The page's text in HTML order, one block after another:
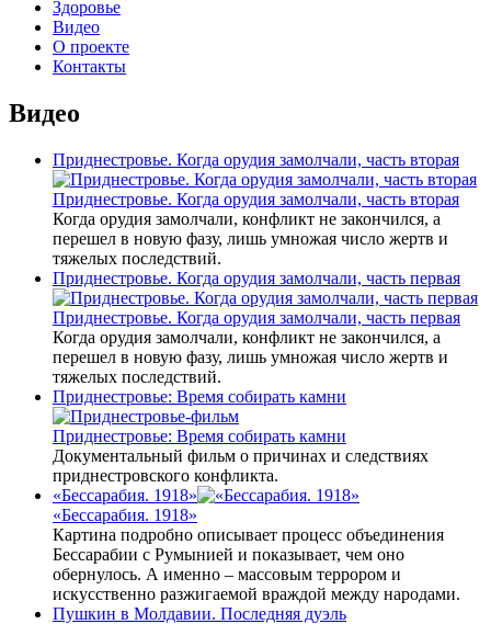
Здоровье
Видео
О проекте
Контакты
Видео
Приднестровье. Когда орудия замолчали, часть вторая
Приднестровье. Когда орудия замолчали, часть вторая
Когда орудия замолчали, конфликт не закончился, а
перешел в новую фазу, лишь умножая число жертв и
тяжелых последствий.
Приднестровье. Когда орудия замолчали, часть первая
Приднестровье. Когда орудия замолчали, часть первая
Когда орудия замолчали, конфликт не закончился, а
перешел в новую фазу, лишь умножая число жертв и
тяжелых последствий.
Приднестровье: Время собирать камни
Приднестровье: Время собирать камни
Документальный фильм о причинах и следствиях
приднестровского конфликта.
«Бессарабия. 1918»
«Бессарабия. 1918»
Картина подробно описывает процесс объединения
Бессарабии с Румынией и показывает, чем оно
обернулось. А именно – массовым террором и
искусственно разжигаемой враждой между народами.
Пушкин в Молдавии. Последняя дуэль